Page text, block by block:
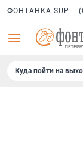
ФОНТАНКА SUP
Куда пойти на